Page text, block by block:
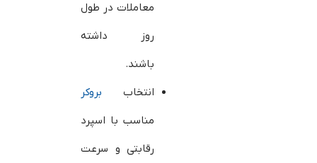
معاملات در طول
روز داشته
باشند.
انتخاب بروکر
مناسب با اسپرد
رقابتی و سرعت